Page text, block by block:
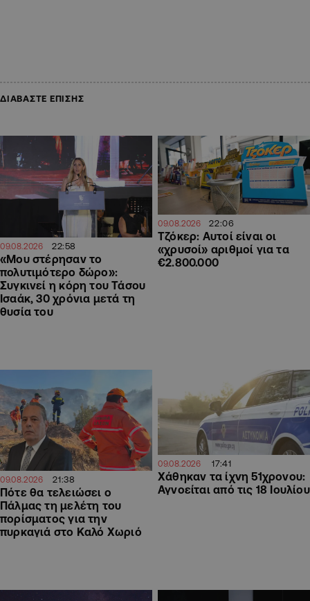
ΔΙΑΒΑΣΤΕ ΕΠΙΣΗΣ
09.08.2026 22:58
«Μου στέρησαν το
πολυτιμότερο δώρο»:
Συγκινεί η κόρη του Τάσου
Ισαάκ, 30 χρόνια μετά τη
θυσία του
09.08.2026 22:06
Τζόκερ: Αυτοί είναι οι
«χρυσοί» αριθμοί για τα
€2.800.000
09.08.2026 21:38
Πότε θα τελειώσει ο
Πάλμας τη μελέτη του
πορίσματος για την
πυρκαγιά στο Καλό Χωριό
09.08.2026 17:41
Χάθηκαν τα ίχνη 51χρονου:
Αγνοείται από τις 18 Ιουλίου